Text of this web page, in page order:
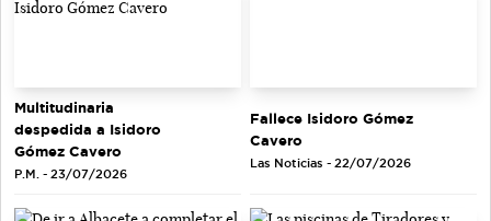
Multitudinaria
despedida a Isidoro
Gómez Cavero
P.M. - 23/07/2026
Fallece Isidoro Gómez
Cavero
Las Noticias - 22/07/2026